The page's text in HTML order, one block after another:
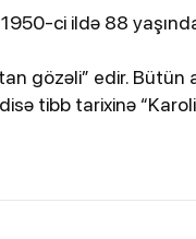
ci ildə 88
gözəli” edir. Bütün
tibb tarixinə